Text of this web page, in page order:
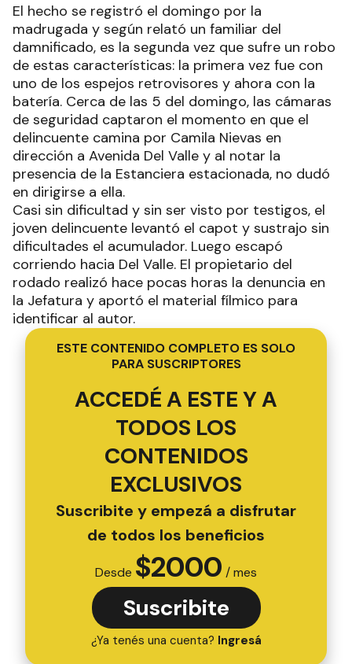
El hecho se registró el domingo por la
madrugada y según relató un familiar del
damnificado, es la segunda vez que sufre un robo
de estas características: la primera vez fue con
uno de los espejos retrovisores y ahora con la
batería. Cerca de las 5 del domingo, las cámaras
de seguridad captaron el momento en que el
delincuente camina por Camila Nievas en
dirección a Avenida Del Valle y al notar la
presencia de la Estanciera estacionada, no dudó
en dirigirse a ella.
Casi sin dificultad y sin ser visto por testigos, el
joven delincuente levantó el capot y sustrajo sin
dificultades el acumulador. Luego escapó
corriendo hacia Del Valle. El propietario del
rodado realizó hace pocas horas la denuncia en
la Jefatura y aportó el material fílmico para
identificar al autor.
ESTE CONTENIDO COMPLETO ES SOLO
PARA SUSCRIPTORES
ACCEDÉ A ESTE Y A
TODOS LOS
CONTENIDOS
EXCLUSIVOS
Suscribite y empezá a disfrutar
de todos los beneficios
Desde $2000 / mes
Suscribite
¿Ya tenés una cuenta? Ingresá